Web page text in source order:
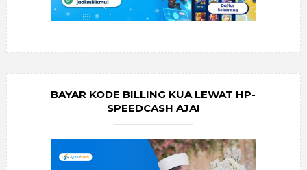
BAYAR KODE BILLING KUA LEWAT HP-
SPEEDCASH AJA!